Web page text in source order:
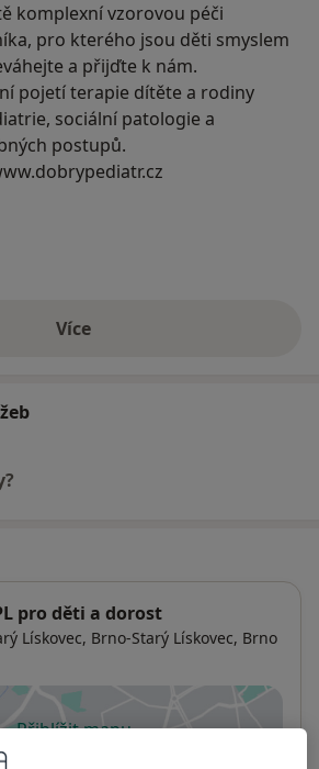
komplexní vzorovou péči
pro kterého jsou děti smyslem
a přijďte k nám.
pojetí terapie dítěte a rodiny
sociální patologie a
postupů.
Víceo zkušenostech
pro děti a dorost
Lískovec, Brno-Starý Lískovec, Brno
Přiblížit mapu